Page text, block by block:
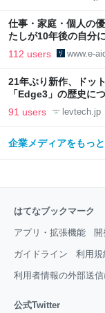
仕事・家庭・個人の
たしが10年後の自分
112 users www.e-
21年ぶり新作、ドッ
「Edge3」の歴史に
LAB
91 users levtech.jp
企業メディアをもっ
はてなブックマーク
アプリ・拡張機能 開
ガイドライン 利用規
利用者情報の外部送
公式Twitter